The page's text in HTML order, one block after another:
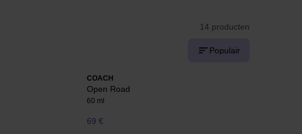
14 producten
Populair
COACH
Open Road
60 ml
69 €